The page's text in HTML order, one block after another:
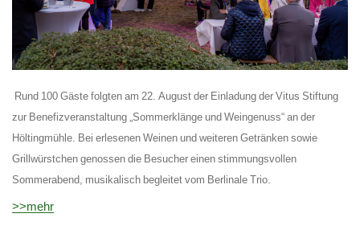
Rund 100 Gäste folgten am 22. August der Einladung der Vitus Stiftung
zur Benefizveranstaltung „Sommerklänge und Weingenuss“ an der
Höltingmühle. Bei erlesenen Weinen und weiteren Getränken sowie
Grillwürstchen genossen die Besucher einen stimmungsvollen
Sommerabend, musikalisch begleitet vom Berlinale Trio.
>>mehr